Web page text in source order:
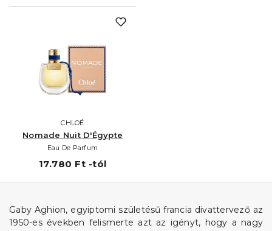
CHLOÉ
Nomade Nuit D'Égypte
Eau De Parfum
17.780 Ft -tól
Gaby Aghion, egyiptomi születésű francia divattervező az
1950-es években felismerte azt az igényt, hogy a nagy